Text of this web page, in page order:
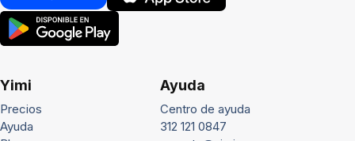
Yimi
Precios
Ayuda
Ayuda
Centro de ayuda
312 121 0847